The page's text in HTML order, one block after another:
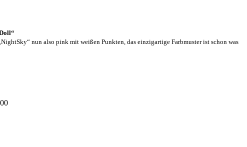
nun also pink mit weißen Punkten, das einzigartige Farbmuster ist schon was